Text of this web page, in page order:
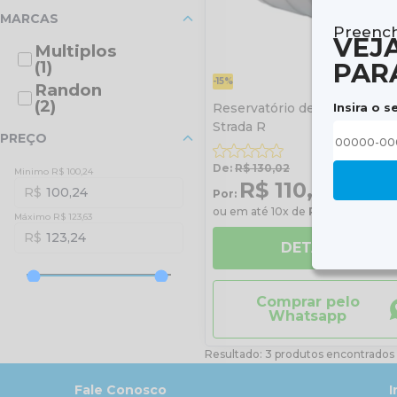
Insira o
MARCAS
Multiplos
(1)
Randon
(2)
PREÇO
Minimo R$ 100,24
100,24
Máximo R$ 123,63
123,24
-15%
Reservatório de Água 25
Strada R
De: R$ 130,02
Por: R$ 110,52
ou em até 10x de R$ 11,05
DETALHES
Comprar pelo
Whatsapp
Resultado: 3 produtos encontrados
Fale Conosco